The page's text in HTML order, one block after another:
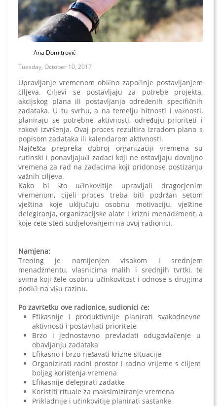
Ana Domitrović
Tuesday, October 10, 2017
Upravljanje vremenom obično započinje postavljanjem
ciljeva. Ciljevi se postavljaju za potrebe projekta,
akcijskog plana ili postavljanja određenih specifičnih
zadataka. U tu svrhu, a na temelju hitnosti i važnosti,
planiraju se potrebne aktivnosti, određuju prioriteti i
rokovi izvršenja. Ovaj proces rezultira izradom plana s
popisom zadataka ili kalendarom aktivnosti.
Najčešća prepreka dobroj organizaciji vremena su
rutinski i ponavljajući zadaci koji ne ostavljaju dovoljno
vremena za rad na zadacima koji pridonose postizanju
važnih ciljeva.
Kako bi što učinkovitije upravljali dragocjenim
vremenom, cijeli proces treba biti podržan setom
vještina koje uključuju osobnu motivaciju, vještine
delegiranja, organizacijske alate i krizni menadžment, a
koje ćete steći sudjelovanjem na ovoj radionici.
Namjena:
Trening je namijenjen visokom i srednjem
menadžmentu, vlasnicima malih i srednjih tvrtki, te
svima koji žele osobnu učinkovitost i odnose s drugima
podići na višu razinu.
Po završetku ove radionice, sudionici će:
Efikasnije i produktivnije planirati svakodnevne
aktivnosti i postavljati prioritete
Brzo i jednostavno prevladati odugovlačenje u
obavljanju zadataka
Efikasno i brzo rješavati krizne situacije
Organizirati radni prostor i radno vrijeme s ciljem
boljeg korištenja vremena
Efikasnije delegirati zadatke
Koristiti rituale za maksimiziranje vremena
Prikladnije i učinkovitije planirati sastanke